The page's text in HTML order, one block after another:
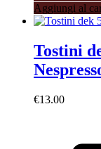
Aggiungi al
Tostini
€13.00